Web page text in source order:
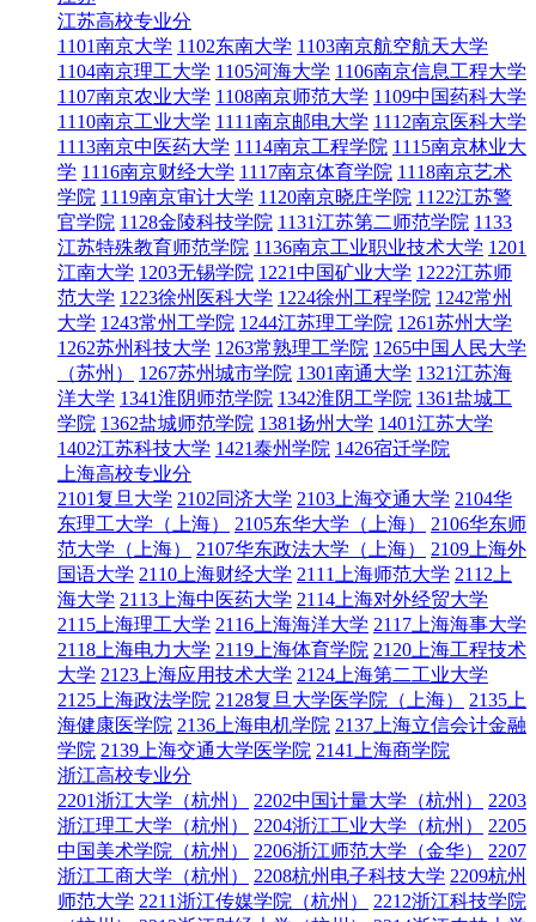
江苏高校专业分
1101南京大学 1102东南大学 1103南京航空航天大学
1104南京理工大学 1105河海大学 1106南京信息工程大学
1107南京农业大学 1108南京师范大学 1109中国药科大学
1110南京工业大学 1111南京邮电大学 1112南京医科大学
1113南京中医药大学 1114南京工程学院 1115南京林业大
学 1116南京财经大学 1117南京体育学院 1118南京艺术
学院 1119南京审计大学 1120南京晓庄学院 1122江苏警
官学院 1128金陵科技学院 1131江苏第二师范学院 1133
江苏特殊教育师范学院 1136南京工业职业技术大学 1201
江南大学 1203无锡学院 1221中国矿业大学 1222江苏师
范大学 1223徐州医科大学 1224徐州工程学院 1242常州
大学 1243常州工学院 1244江苏理工学院 1261苏州大学
1262苏州科技大学 1263常熟理工学院 1265中国人民大学
（苏州）
1267苏州城市学院 1301南通大学 1321江苏海
洋大学 1341淮阴师范学院 1342淮阴工学院 1361盐城工
学院 1362盐城师范学院 1381扬州大学 1401江苏大学
1402江苏科技大学 1421泰州学院 1426宿迁学院
上海高校专业分
2101复旦大学 2102同济大学 2103上海交通大学 2104华
东理工大学（上海）
2105东华大学（上海）
2106华东师
范大学（上海）
2107华东政法大学（上海）
2109上海外
国语大学 2110上海财经大学 2111上海师范大学 2112上
海大学 2113上海中医药大学 2114上海对外经贸大学
2115上海理工大学 2116上海海洋大学 2117上海海事大学
2118上海电力大学 2119上海体育学院 2120上海工程技术
大学 2123上海应用技术大学 2124上海第二工业大学
2125上海政法学院 2128复旦大学医学院（上海）
2135上
海健康医学院 2136上海电机学院 2137上海立信会计金融
学院 2139上海交通大学医学院 2141上海商学院
浙江高校专业分
2201浙江大学（杭州）
2202中国计量大学（杭州）
2203
浙江理工大学（杭州）
2204浙江工业大学（杭州）
2205
中国美术学院（杭州）
2206浙江师范大学（金华）
2207
浙江工商大学（杭州）
2208杭州电子科技大学 2209杭州
师范大学 2211浙江传媒学院（杭州）
2212浙江科技学院